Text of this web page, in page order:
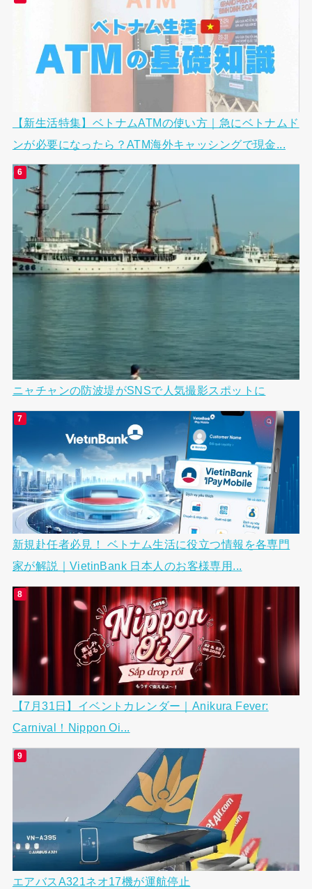
【新生活特集】ベトナムATMの使い方｜急にベトナムド
ンが必要になったら？ATM海外キャッシングで現金...
ニャチャンの防波堤がSNSで人気撮影スポットに
新規赴任者必見！ ベトナム生活に役立つ情報を各専門
家が解説｜VietinBank 日本人のお客様専用...
【7月31日】イベントカレンダー｜Anikura Fever:
Carnival！Nippon Oi...
エアバスA321ネオ17機が運航停止